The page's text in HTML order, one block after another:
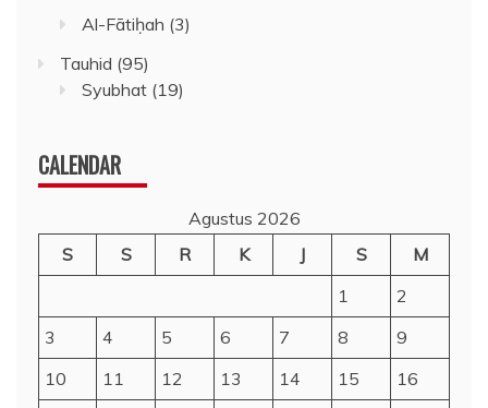
Al-Fātiḥah (3)
Tauhid (95)
Syubhat (19)
CALENDAR
Agustus 2026
S
S R K J S
M
1
2
3
4 5 6 7 8
9
10
11 12 13 14 15
16